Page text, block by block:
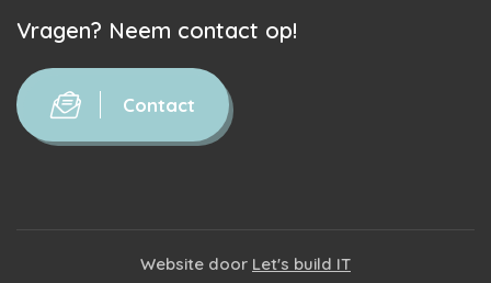
Vragen? Neem contact op!
Contact
Website door Let's build IT